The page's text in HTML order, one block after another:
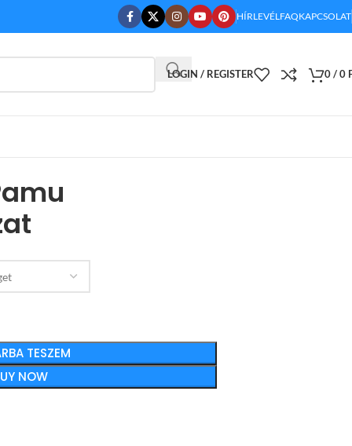
HÍRLEVÉLFAQKAPCSOLAT
LOGIN / REGISTER 0/0
TESZEM
NOW